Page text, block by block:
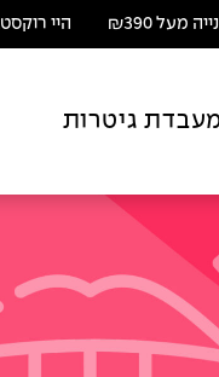
מעל ₪390 היי
גיטרות